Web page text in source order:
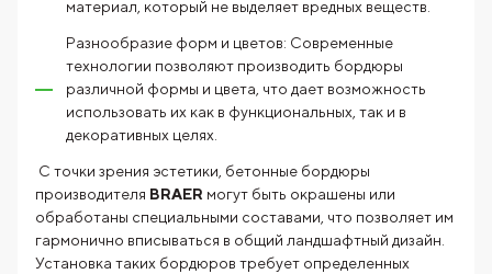
материал, который не выделяет вредных веществ.
Разнообразие форм и цветов: Современные
технологии позволяют производить бордюры
различной формы и цвета, что дает возможность
использовать их как в функциональных, так и в
декоративных целях.
С точки зрения эстетики, бетонные бордюры
производителя BRAER могут быть окрашены или
обработаны специальными составами, что позволяет им
гармонично вписываться в общий ландшафтный дизайн.
Установка таких бордюров требует определенных